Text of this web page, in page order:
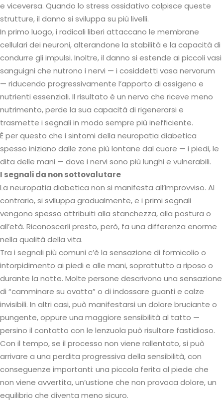
e viceversa. Quando lo stress ossidativo colpisce queste
strutture, il danno si sviluppa su più livelli.
In primo luogo, i radicali liberi attaccano le membrane
cellulari dei neuroni, alterandone la stabilità e la capacità di
condurre gli impulsi. Inoltre, il danno si estende ai piccoli vasi
sanguigni che nutrono i nervi — i cosiddetti vasa nervorum
— riducendo progressivamente l’apporto di ossigeno e
nutrienti essenziali. Il risultato è un nervo che riceve meno
nutrimento, perde la sua capacità di rigenerarsi e
trasmette i segnali in modo sempre più inefficiente.
È per questo che i sintomi della neuropatia diabetica
spesso iniziano dalle zone più lontane dal cuore — i piedi, le
dita delle mani — dove i nervi sono più lunghi e vulnerabili.
I segnali da non sottovalutare
La neuropatia diabetica non si manifesta all’improvviso. Al
contrario, si sviluppa gradualmente, e i primi segnali
vengono spesso attribuiti alla stanchezza, alla postura o
all’età. Riconoscerli presto, però, fa una differenza enorme
nella qualità della vita.
Tra i segnali più comuni c’è la sensazione di formicolio o
intorpidimento ai piedi e alle mani, soprattutto a riposo o
durante la notte. Molte persone descrivono una sensazione
di “camminare su ovatta” o di indossare guanti e calze
invisibili. In altri casi, può manifestarsi un dolore bruciante o
pungente, oppure una maggiore sensibilità al tatto —
persino il contatto con le lenzuola può risultare fastidioso.
Con il tempo, se il processo non viene rallentato, si può
arrivare a una perdita progressiva della sensibilità, con
conseguenze importanti: una piccola ferita al piede che
non viene avvertita, un’ustione che non provoca dolore, un
equilibrio che diventa meno sicuro.